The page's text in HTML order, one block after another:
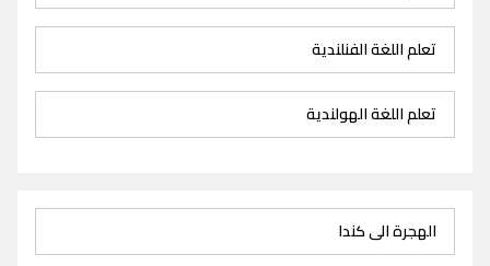
تعلم اللغة الفنلندية
تعلم اللغة الهولندية
الهجرة الى كندا